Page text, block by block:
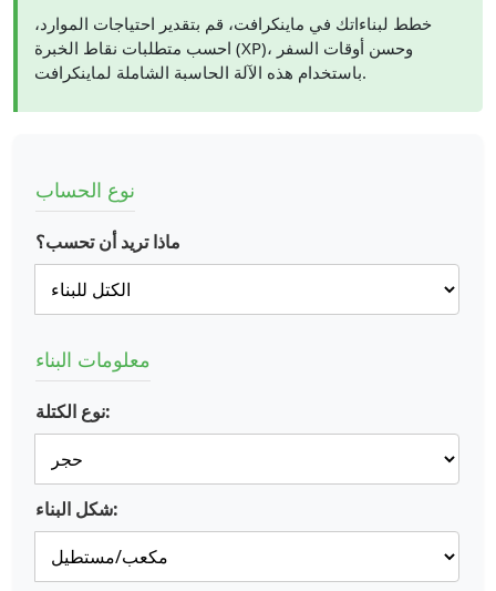
خطط لبناءاتك في ماينكرافت، قم بتقدير احتياجات الموارد،
احسب متطلبات نقاط الخبرة (XP)، وحسن أوقات السفر
باستخدام هذه الآلة الحاسبة الشاملة لماينكرافت.
نوع الحساب
ماذا تريد أن تحسب؟
معلومات البناء
نوع الكتلة:
شكل البناء: